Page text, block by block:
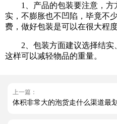
1、产品的包装要注意，方
实，不膨胀也不凹陷，毕竟不
费，做好包装是可以在很大程
2、包装方面建议选择结实
这样可以减轻物品的重量。
上一篇：
体积非常大的泡货走什么渠道最